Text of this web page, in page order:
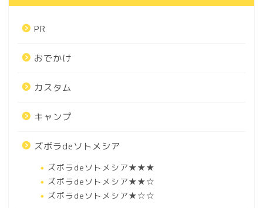
PR
おでかけ
カスタム
キャンプ
ズボラdeソトメシア
ズボラdeソトメシア★★★
ズボラdeソトメシア★★☆
ズボラdeソトメシア★☆☆